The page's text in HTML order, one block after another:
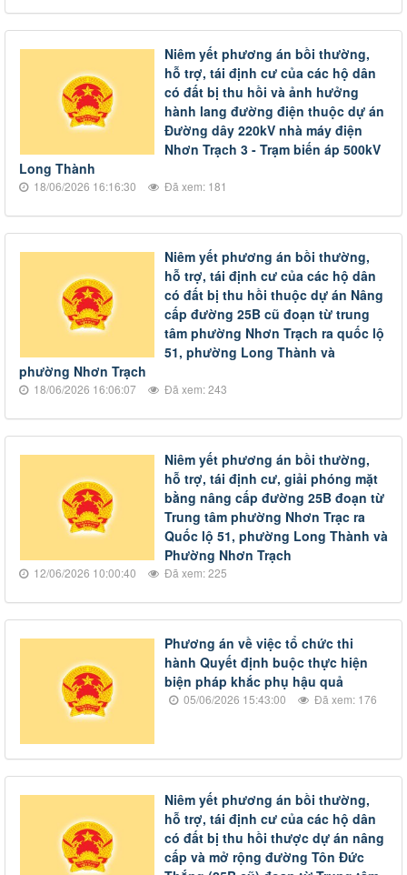
Niêm yết phương án bồi thường,
hỗ trợ, tái định cư của các hộ dân
có đất bị thu hồi và ảnh hưởng
hành lang đường điện thuộc dự án
Đường dây 220kV nhà máy điện
Nhơn Trạch 3 - Trạm biến áp 500kV
Long Thành
18/06/2026 16:16:30 Đã xem: 181
Niêm yết phương án bồi thường,
hỗ trợ, tái định cư của các hộ dân
có đất bị thu hồi thuộc dự án Nâng
cấp đường 25B cũ đoạn từ trung
tâm phường Nhơn Trạch ra quốc lộ
51, phường Long Thành và
phường Nhơn Trạch
18/06/2026 16:06:07 Đã xem: 243
Niêm yết phương án bồi thường,
hỗ trợ, tái định cư, giải phóng mặt
bằng nâng cấp đường 25B đoạn từ
Trung tâm phường Nhơn Trạc ra
Quốc lộ 51, phường Long Thành và
Phường Nhơn Trạch
12/06/2026 10:00:40 Đã xem: 225
Phương án về việc tổ chức thi
hành Quyết định buộc thực hiện
biện pháp khắc phụ hậu quả
05/06/2026 15:43:00 Đã xem: 176
Niêm yết phương án bồi thường,
hỗ trợ, tái định cư của các hộ dân
có đất bị thu hồi thược dự án nâng
cấp và mở rộng đường Tôn Đức